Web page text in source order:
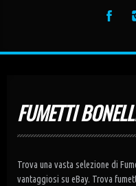
Maserati
Anthem (Extended Mix)
FUMETTI
Trova una vasta selezione di
vantaggiosi su eBay. Trova